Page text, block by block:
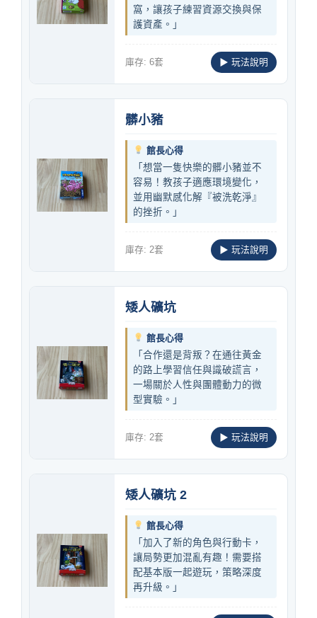
窩，讓孩子練習資源交換與保
護資產。」
庫存: 6套 ▶ 玩法說明
髒小豬
館長心得
「想當一隻快樂的髒小豬並不
容易！教孩子適應環境變化，
並用幽默感化解『被洗乾淨』
的挫折。」
庫存: 2套 ▶ 玩法說明
矮人礦坑
館長心得
「合作還是背叛？在通往黃金
的路上學習信任與識破謊言，
一場關於人性與團體動力的微
型實驗。」
庫存: 2套 ▶ 玩法說明
矮人礦坑 2
館長心得
「加入了新的角色與行動卡，
讓局勢更加混亂有趣！需要搭
配基本版一起遊玩，策略深度
再升級。」